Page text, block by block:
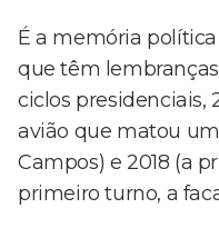
É a memória
que têm
ciclos presidenciais,
avião que matou
Campos) e 2018 (a
primeiro turno, a